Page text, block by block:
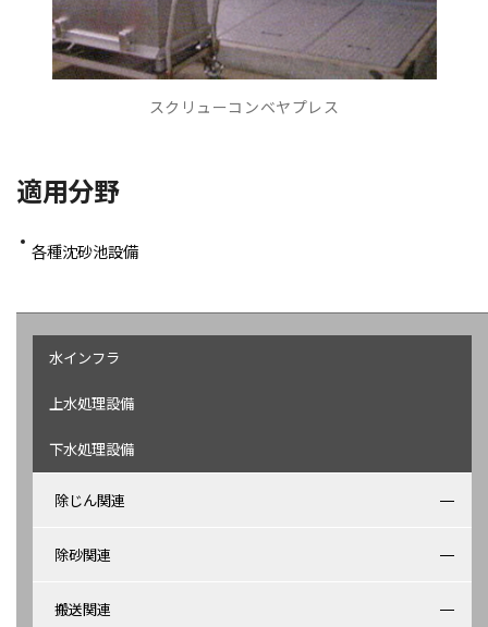
スクリューコンベヤプレス
適用分野
各種沈砂池設備
水インフラ
上水処理設備
下水処理設備
除じん関連
除砂関連
搬送関連